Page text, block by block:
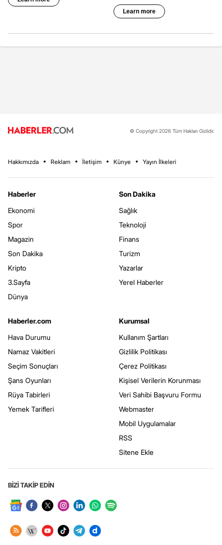
© Copyright 2026 Tüm Hakları Gizlidir.
Hakkımızda Reklam İletişim Künye Yayın İlkeleri
Haberler
Ekonomi
Spor
Magazin
Son Dakika
Kripto
3.Sayfa
Dünya
Son Dakika
Sağlık
Teknoloji
Finans
Turizm
Yazarlar
Yerel Haberler
Haberler.com
Hava Durumu
Namaz Vakitleri
Seçim Sonuçları
Şans Oyunları
Rüya Tabirleri
Yemek Tarifleri
Kurumsal
Kullanım Şartları
Gizlilik Politikası
Çerez Politikası
Kişisel Verilerin Korunması
Veri Sahibi Başvuru Formu
Webmaster
Mobil Uygulamalar
RSS
Sitene Ekle
BİZİ TAKİP EDİN